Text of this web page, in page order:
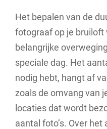
Het bepalen van de
fotograaf op je bruiloft
belangrijke
speciale dag. Het
nodig hebt, hangt af
zoals de omvang van
locaties dat wordt
aantal foto’s. Over